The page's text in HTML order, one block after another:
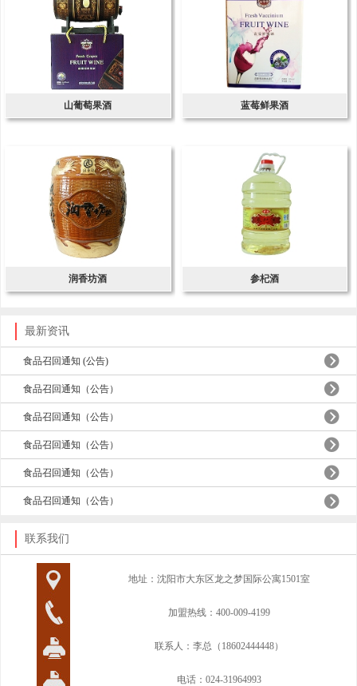
山葡萄果酒 蓝莓鲜果酒
润香坊酒 参杞酒
最新资讯
食品召回通知 (公告)
食品召回通知（公告）
食品召回通知（公告）
食品召回通知（公告）
食品召回通知（公告）
食品召回通知（公告）
联系我们
地址：沈阳市大东区龙之梦国际公寓1501室
加盟热线：400-009-4199
联系人：李总（18602444448）
电话：024-31964993